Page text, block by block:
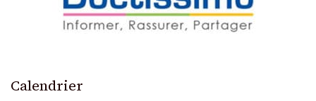
Calendrier